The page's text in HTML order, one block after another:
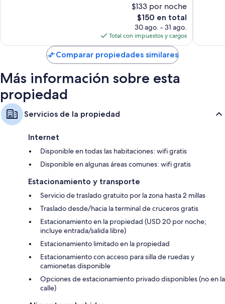
Baños con tinas con regadera y secadoras de cabello
Televisiones LCD de 42 pulgadas con canales de televisión premium
Microondas (previa solicitud), cafeteras y servicio de limpieza diario
$133 por noche
El
precio
actual
es
de
$150
$150 en total
30 ago. - 31 ago.
Total con impuestos y cargos
Comparar propiedades similares
Más información sobre esta
propiedad
Servicios de la propiedad
Internet
Disponible en todas las habitaciones: wifi gratis
Disponible en algunas áreas comunes: wifi gratis
Estacionamiento y transporte
Servicio de traslado gratuito por la zona hasta 2 millas
Traslado desde/hacia la terminal de cruceros gratis
Estacionamiento en la propiedad (USD 20 por noche;
incluye entrada/salida libre)
Estacionamiento limitado en la propiedad
Estacionamiento con acceso para silla de ruedas y
camionetas disponible
Opciones de estacionamiento privado disponibles (no en la
calle)